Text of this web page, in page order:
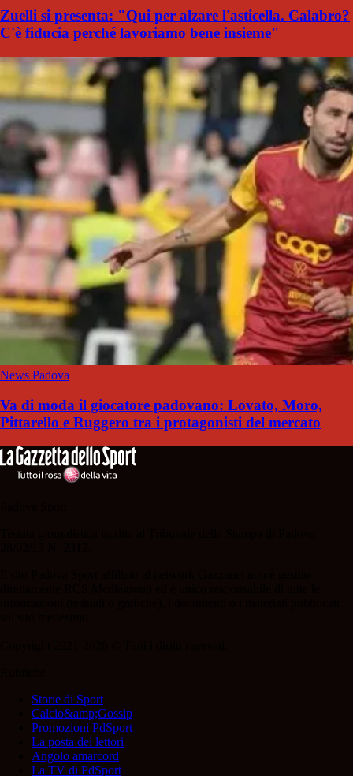
Zuelli si presenta: "Qui per alzare l'asticella. Calabro?
C'è fiducia perché lavoriamo bene insieme"
News Padova
Va di moda il giocatore padovano: Lovato, Moro,
Pittarello e Ruggero tra i protagonisti del mercato
Storie di Sport
Calcio&amp;Gossip
Promozioni PdSport
La posta dei lettori
Angolo amarcord
La TV di PdSport